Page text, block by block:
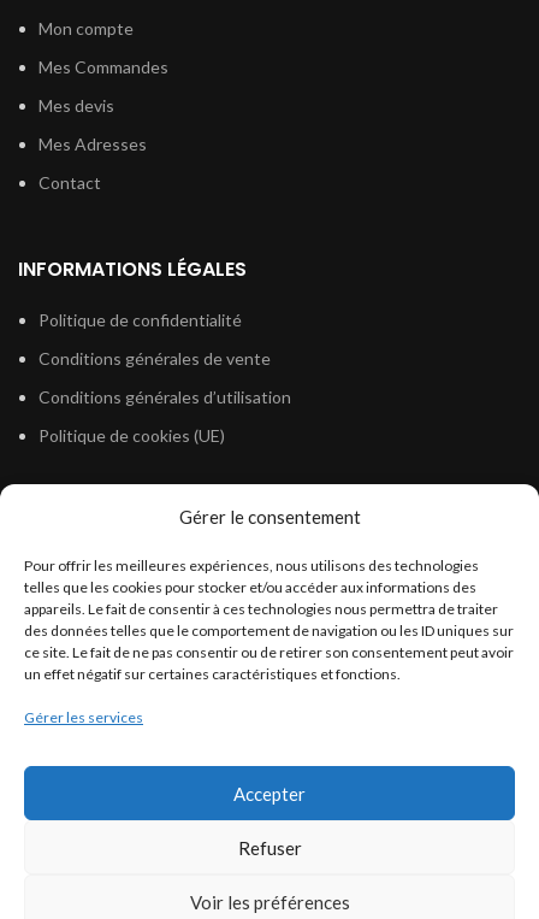
Gérer le consentement
Pour offrir les meilleures expériences, nous utilisons des technologies
telles que les cookies pour stocker et/ou accéder aux informations des
appareils. Le fait de consentir à ces technologies nous permettra de traiter
des données telles que le comportement de navigation ou les ID uniques sur
ce site. Le fait de ne pas consentir ou de retirer son consentement peut avoir
un effet négatif sur certaines caractéristiques et fonctions.
Gérer les services
Accepter
Refuser
Voir les préférences
Mon compte
Mes Commandes
Mes devis
Mes Adresses
Contact
INFORMATIONS LÉGALES
Politique de confidentialité
Conditions générales de vente
Conditions générales d’utilisation
Politique de cookies (UE)
Législation Gasoil Fioul GNR
Législation Essence
Législation Adblue
Législation Eau
Législation Lubrifiant
Législation Phytosanitaire